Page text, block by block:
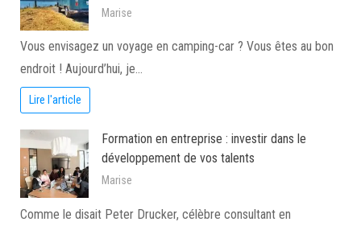
Marise
Vous envisagez un voyage en camping-car ? Vous êtes au bon
endroit ! Aujourd’hui, je…
Lire l'article
Formation en entreprise : investir dans le
développement de vos talents
Marise
Comme le disait Peter Drucker, célèbre consultant en